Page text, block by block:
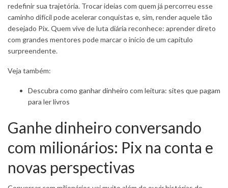
redefinir sua trajetória. Trocar ideias com quem já percorreu esse
caminho difícil pode acelerar conquistas e, sim, render aquele tão
desejado Pix. Quem vive de luta diária reconhece: aprender direto
com grandes mentores pode marcar o início de um capítulo
surpreendente.
Veja também:
Descubra como ganhar dinheiro com leitura: sites que pagam
para ler livros
Ganhe dinheiro conversando
com milionários: Pix na conta e
novas perspectivas